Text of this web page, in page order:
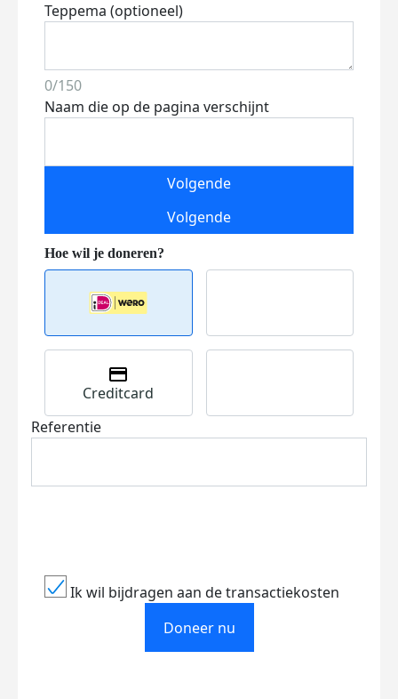
Teppema (optioneel)
0/150
Naam die op de pagina verschijnt
Volgende
Volgende
Creditcard
Referentie
Ik wil bijdragen aan de transactiekosten
Doneer nu